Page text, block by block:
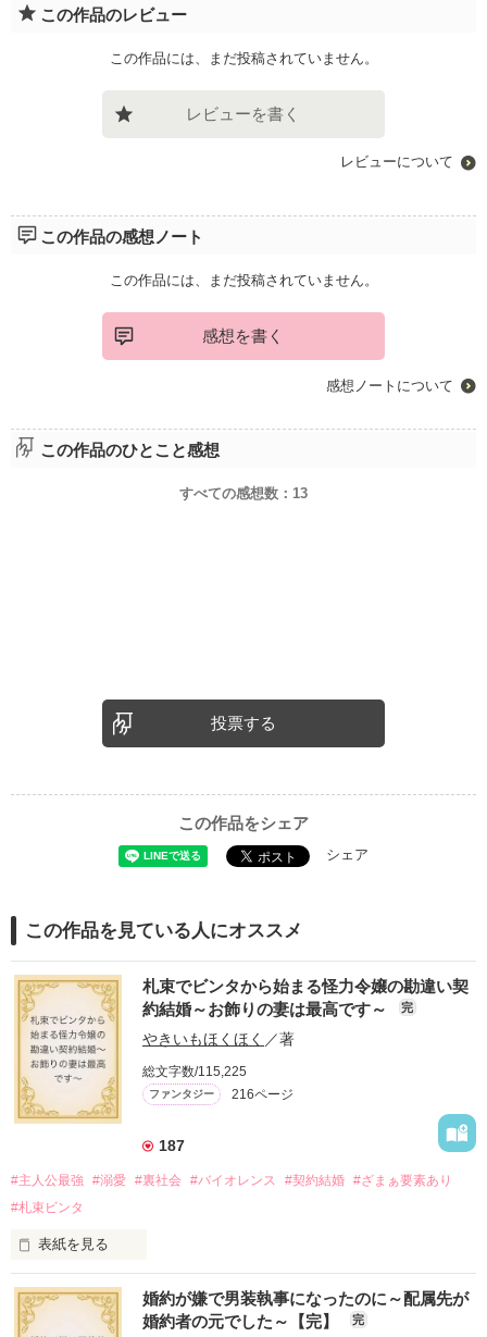
この作品のレビュー
この作品には、まだ投稿されていません。
レビューを書く
レビューについて
この作品の感想ノート
この作品には、まだ投稿されていません。
感想を書く
感想ノートについて
この作品のひとこと感想
すべての感想数： 13
投票する
この作品をシェア
シェア
この作品を見ている人にオススメ
札束でビンタから始まる怪力令嬢の勘違い契
約結婚～お飾りの妻は最高です～
完
やきいもほくほく ／著
総文字数/115,225
ファンタジー 216ページ
187
#主人公最強 #溺愛 #裏社会 #バイオレンス #契約結婚 #ざまぁ要素あり
#札束ビンタ
表紙を見る
かつては英雄と呼ばれた父は事業で失敗ばかり。
そのせいで極貧生活を送るオリヴィア・ディルムーンは、母が
倒れたことをきっかけに娼婦になり稼ごうと屋敷を飛び出し
婚約が嫌で男装執事になったのに～配属先が
婚約者の元でした～【完】
完